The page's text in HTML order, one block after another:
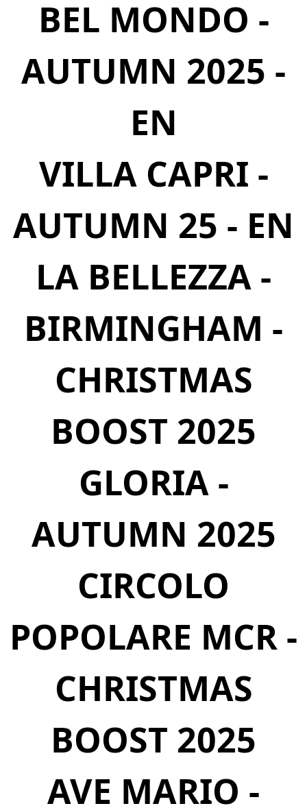
BEL MONDO -
AUTUMN 2025 -
EN
VILLA CAPRI -
AUTUMN 25 - EN
LA BELLEZZA -
BIRMINGHAM -
CHRISTMAS
BOOST 2025
GLORIA -
AUTUMN 2025
CIRCOLO
POPOLARE MCR -
CHRISTMAS
BOOST 2025
AVE MARIO -